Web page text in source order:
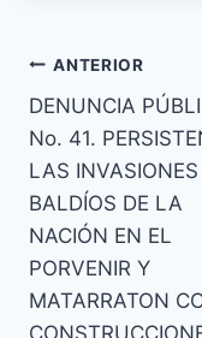
de
entradas
ANTERIOR
DENUNCIA
No. 41.
LAS
BALDÍOS DE LA
NACIÓN EN EL
PORVENIR Y
MATARRATON